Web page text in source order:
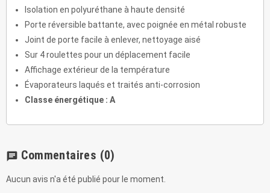
Isolation en polyuréthane à haute densité
Porte réversible battante, avec poignée en métal robuste
Joint de porte facile à enlever, nettoyage aisé
Sur 4 roulettes pour un déplacement facile
Affichage extérieur de la température
Évaporateurs laqués et traités anti-corrosion
Classe énergétique : A
chat Commentaires (0)
Aucun avis n'a été publié pour le moment.